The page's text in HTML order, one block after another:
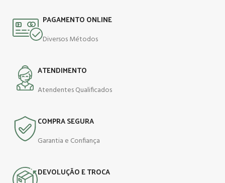
PAGAMENTO ONLINE
Diversos Métodos
ATENDIMENTO
Atendentes Qualificados
COMPRA SEGURA
Garantia e Confiança
DEVOLUÇÃO E TROCA